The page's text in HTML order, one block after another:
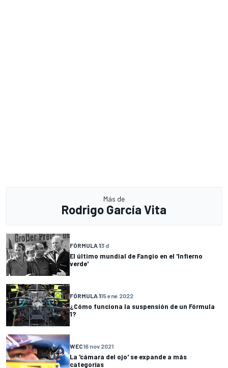
Más de
Rodrigo García Vita
FÓRMULA 13 d
El último mundial de Fangio en el 'Infierno
verde'
FÓRMULA 115 ene 2022
¿Cómo funciona la suspensión de un Fórmula
1?
WEC16 nov 2021
La 'cámara del ojo' se expande a más
categorías